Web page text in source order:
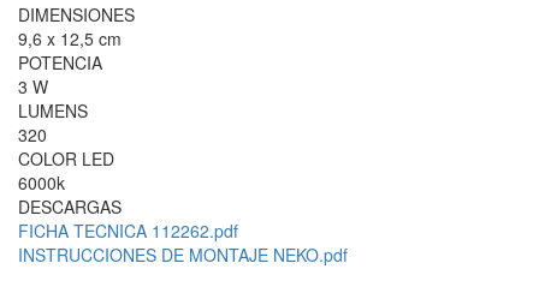
DIMENSIONES
9,6 x 12,5 cm
POTENCIA
3 W
LUMENS
320
COLOR LED
6000k
DESCARGAS
FICHA TECNICA 112262.pdf
INSTRUCCIONES DE MONTAJE NEKO.pdf